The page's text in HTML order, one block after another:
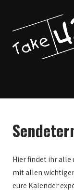
Hier findet ihr alle
mit allen
eure Kalender